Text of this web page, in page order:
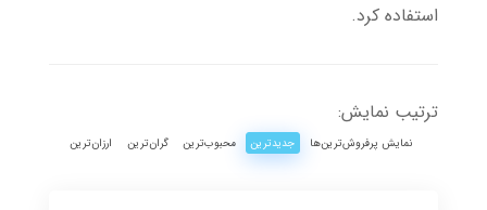
استفاده کرد.
ترتیب نمایش:
نمایش پرفروش‌ترین‌ها جدیدترین محبوب‌ترین گران‌ترین ارزان‌ترین